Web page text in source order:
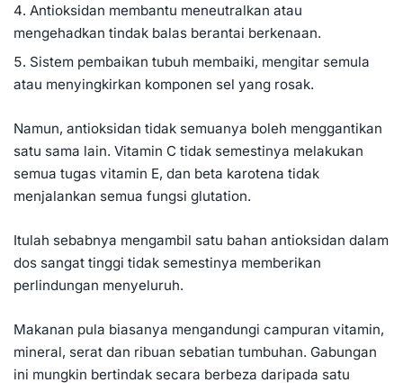
Antioksidan membantu meneutralkan atau
mengehadkan tindak balas berantai berkenaan.
Sistem pembaikan tubuh membaiki, mengitar semula
atau menyingkirkan komponen sel yang rosak.
Namun, antioksidan tidak semuanya boleh menggantikan
satu sama lain. Vitamin C tidak semestinya melakukan
semua tugas vitamin E, dan beta karotena tidak
menjalankan semua fungsi glutation.
Itulah sebabnya mengambil satu bahan antioksidan dalam
dos sangat tinggi tidak semestinya memberikan
perlindungan menyeluruh.
Makanan pula biasanya mengandungi campuran vitamin,
mineral, serat dan ribuan sebatian tumbuhan. Gabungan
ini mungkin bertindak secara berbeza daripada satu